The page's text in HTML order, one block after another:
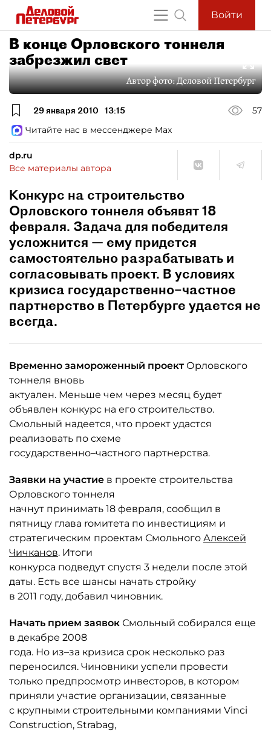
Войти
В конце Орловского тоннеля
забрезжил свет
Автор фото:Деловой Петербург
29 января 2010 13:15
57
Читайте нас в мессенджере Max
dp.ru
Все материалы автора
Конкурс на строительство
Орловского тоннеля объявят 18
февраля. Задача для победителя
усложнится — ему придется
самостоятельно разрабатывать и
согласовывать проект. В условиях
кризиса государственно–частное
партнерство в Петербурге удается не
всегда.
Временно замороженный проект Орловского
тоннеля вновь
актуален. Меньше чем через месяц будет
объявлен конкурс на его строительство.
Смольный надеется, что проект удастся
реализовать по схеме
государственно–частного партнерства.
Заявки на участие в проекте строительства
Орловского тоннеля
начнут принимать 18 февраля, сообщил в
пятницу глава rомитета по инвестициям и
стратегическим проектам Смольного Алексей
Чичканов. Итоги
конкурса подведут спустя 3 недели после этой
даты. Есть все шансы начать стройку
в 2011 году, добавил чиновник.
Начать прием заявок Смольный собирался еще
в декабре 2008
года. Но из–за кризиса срок несколько раз
переносился. Чиновники успели провести
только предпросмотр инвесторов, в котором
приняли участие организации, связанные
с крупными строительными компаниями Vinci
Construction, Strabag,